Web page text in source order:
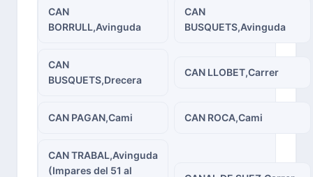
CAN
BORRULL,Avinguda
CAN
BUSQUETS,Avinguda
CAN
BUSQUETS,Drecera
CAN LLOBET,Carrer
CAN PAGAN,Cami CAN ROCA,Cami
CAN TRABAL,Avinguda
(Impares del 51 al